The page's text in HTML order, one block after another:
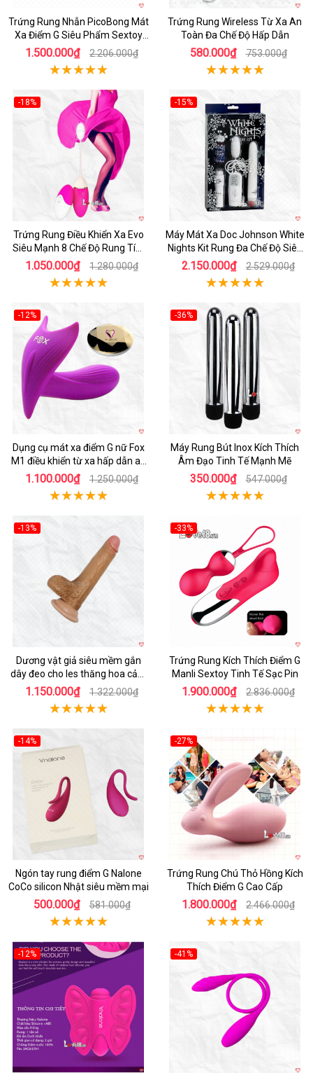
Trứng Rung Nhẫn PicoBong Mát
Xa Điểm G Siêu Phẩm Sextoy
Cho Nữ
1.500.000₫ 2.206.000₫
Trứng Rung Wireless Từ Xa An
Toàn Đa Chế Độ Hấp Dẫn
580.000₫ 753.000₫
-18%
Trứng Rung Điều Khiển Xa Evo
Siêu Mạnh 8 Chế Độ Rung Tím
Hồng
1.050.000₫ 1.280.000₫
-15%
Máy Mát Xa Doc Johnson White
Nights Kit Rung Đa Chế Độ Siêu
Phê
2.150.000₫ 2.529.000₫
-12%
Dụng cụ mát xa điểm G nữ Fox
M1 điều khiển từ xa hấp dẫn an
toàn
1.100.000₫ 1.250.000₫
-36%
Máy Rung Bút Inox Kích Thích
Âm Đạo Tinh Tế Mạnh Mẽ
350.000₫ 547.000₫
-13%
Dương vật giả siêu mềm gắn
dây đeo cho les thăng hoa cảm
xúc
1.150.000₫ 1.322.000₫
-33%
Hot
Trứng Rung Kích Thích Điểm G
Manli Sextoy Tinh Tế Sạc Pin
1.900.000₫ 2.836.000₫
-14%
Hot
Ngón tay rung điểm G Nalone
CoCo silicon Nhật siêu mềm mại
500.000₫ 581.000₫
-27%
Hot
Trứng Rung Chú Thỏ Hồng Kích
Thích Điểm G Cao Cấp
1.800.000₫ 2.466.000₫
-12%
Hot
-41%